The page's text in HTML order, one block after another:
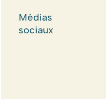
Médias
sociaux